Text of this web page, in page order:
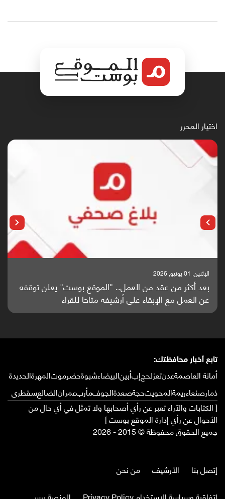
اختيار المحرر
الإثنين, 01 يونيو, 2026
بعد أكثر من عقد من العمل.. "الموقع بوست" يعلن توقفه
عن العمل مع الإبقاء على أرشيفه متاحا للقراء
تابع أخبار محافظتك:
أمانة العاصمةعدنتعزلحجإبأبينالبيضاءشبوةحضرموتالمهرةالحديدة
ذمارصنعاءريمةالمحويتحجةصعدةالجوفمأربعمرانالضالعسقطرى
[ الكتابات والآراء تعبر عن رأي أصحابها ولا تمثل في أي حال من
الأحوال عن رأي إدارة الموقع بوست ]
جميع الحقوق محفوظة © 2015 - 2026
إتصل بنا الأرشيف
من نحن
إتفاقية وسياسة الإستخدام Privacy Policy
المنصة برس